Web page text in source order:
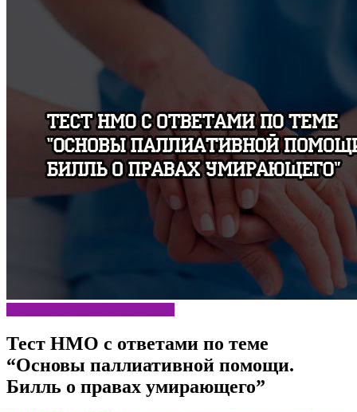
Тест НМО с ответами по теме
“Основы паллиативной помощи.
Билль о правах умирающего”